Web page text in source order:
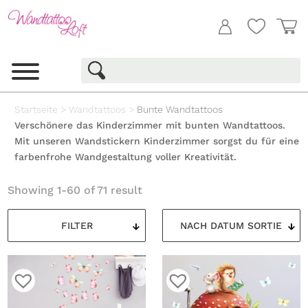
Startseite > Wandtattoos > Bunte Wandtattoos
Verschönere das Kinderzimmer mit bunten Wandtattoos.
Mit unseren Wandstickern Kinderzimmer sorgst du für eine
farbenfrohe Wandgestaltung voller Kreativität.
FILTER
Showing 1-60 of 71 result